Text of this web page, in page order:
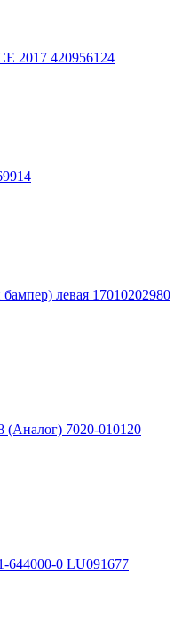
2017 420956124
левая 17010202980
(Аналог) 7020-010120
644000-0 LU091677